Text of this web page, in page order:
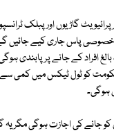
گاڑیوں اور پبلک
پر خصوصی پاس جاری کیے جائیں
افراد کے جانے پر پابندی
حکومت کو ٹول ٹیکس میں کمی
ہوگی۔
جانے کی اجازت ہوگی مگر یہ